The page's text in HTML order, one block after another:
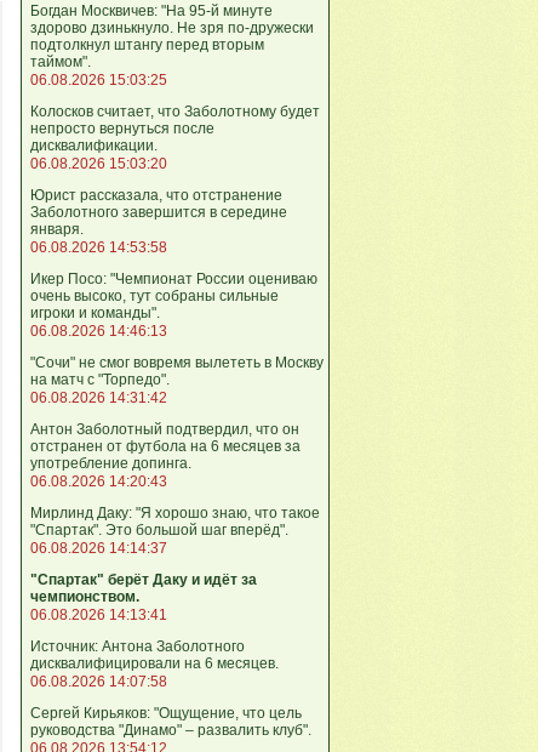
Богдан Москвичев: "На 95‑й минуте
здорово дзинькнуло. Не зря по‑дружески
подтолкнул штангу перед вторым
таймом".
06.08.2026 15:03:25
Колосков считает, что Заболотному будет
непросто вернуться после
дисквалификации.
06.08.2026 15:03:20
Юрист рассказала, что отстранение
Заболотного завершится в середине
января.
06.08.2026 14:53:58
Икер Посо: "Чемпионат России оцениваю
очень высоко, тут собраны сильные
игроки и команды".
06.08.2026 14:46:13
"Сочи" не смог вовремя вылететь в Москву
на матч с "Торпедо".
06.08.2026 14:31:42
Антон Заболотный подтвердил, что он
отстранен от футбола на 6 месяцев за
употребление допинга.
06.08.2026 14:20:43
Мирлинд Даку: "Я хорошо знаю, что такое
"Спартак". Это большой шаг вперёд".
06.08.2026 14:14:37
"Спартак" берёт Даку и идёт за
чемпионством.
06.08.2026 14:13:41
Источник: Антона Заболотного
дисквалифицировали на 6 месяцев.
06.08.2026 14:07:58
Сергей Кирьяков: "Ощущение, что цель
руководства "Динамо" – развалить клуб".
06.08.2026 13:54:12